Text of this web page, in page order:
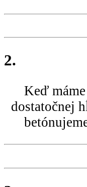
2.
Keď
dostatočnej